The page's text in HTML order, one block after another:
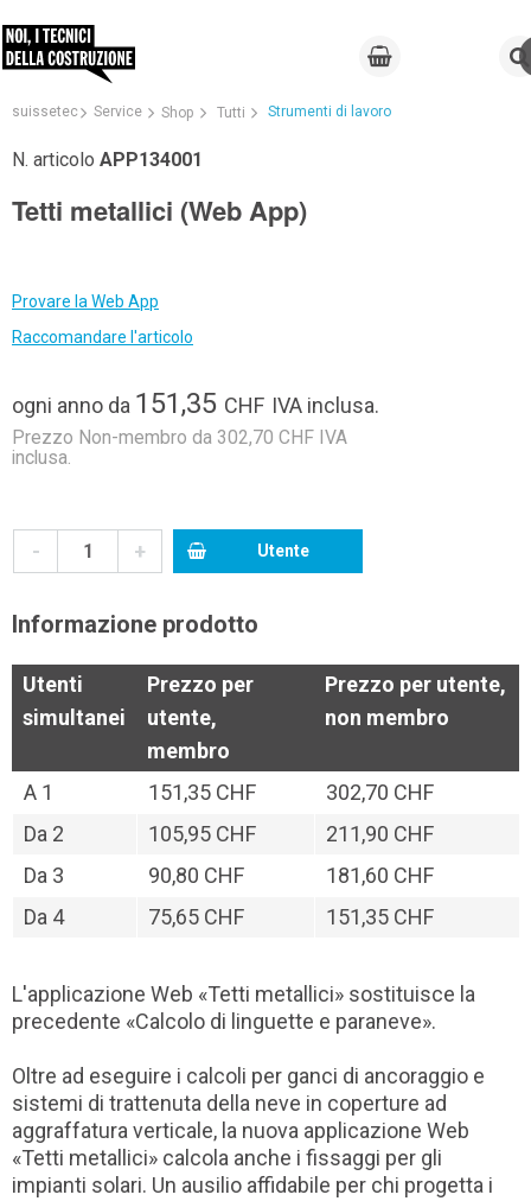
suissetec Service Shop Tutti Strumenti di lavoro
N. articolo APP134001
Tetti metallici (Web App)
Provare la Web App
Raccomandare l'articolo
ogni anno da 151,35 CHF IVA inclusa.
Prezzo Non-membro da 302,70 CHF IVA
inclusa.
- + Utente
Informazione prodotto
Utenti
simultanei
Prezzo per
utente,
membro
Prezzo per utente,
non membro
A 1 151,35 CHF
302,70 CHF
Da 2 105,95 CHF
211,90 CHF
Da 3 90,80 CHF
181,60 CHF
Da 4 75,65 CHF 151,35 CHF
L'applicazione Web «Tetti metallici» sostituisce la
precedente «Calcolo di linguette e paraneve».
Oltre ad eseguire i calcoli per ganci di ancoraggio e
sistemi di trattenuta della neve in coperture ad
aggraffatura verticale, la nuova applicazione Web
«Tetti metallici» calcola anche i fissaggi per gli
impianti solari. Un ausilio affidabile per chi progetta i